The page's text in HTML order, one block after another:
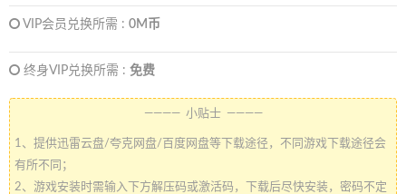
VIP会员兑换所需 : 0M币
终身VIP兑换所需 : 免费
———— 小贴士 ————
1、提供迅雷云盘/夸克网盘/百度网盘等下载途径，不同游戏下载途径会
有所不同；
2、游戏安装时需输入下方解压码或激活码，下载后尽快安装，密码不定